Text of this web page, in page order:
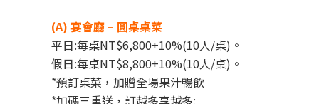
(A) 宴會廳 – 圓桌桌菜
平日:每桌NT$6,800+10%(10人/桌)。
假日:每桌NT$8,800+10%(10人/桌)。
*預訂桌菜，加贈全場果汁暢飲
*加碼三重送，訂越多享越多: